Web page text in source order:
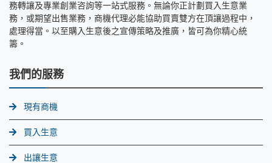
務轉讓及專業創業咨詢等一站式服務。無論你正計劃買入生意業
務，或期望出售業務，商機代理必能協助買賣雙方在頂讓過程中，
處理得當。以至購入生意後之宣傳策略及推廣，皆可為你精心統
籌。
我們的服務
現有商機
買入生意
出讓生意